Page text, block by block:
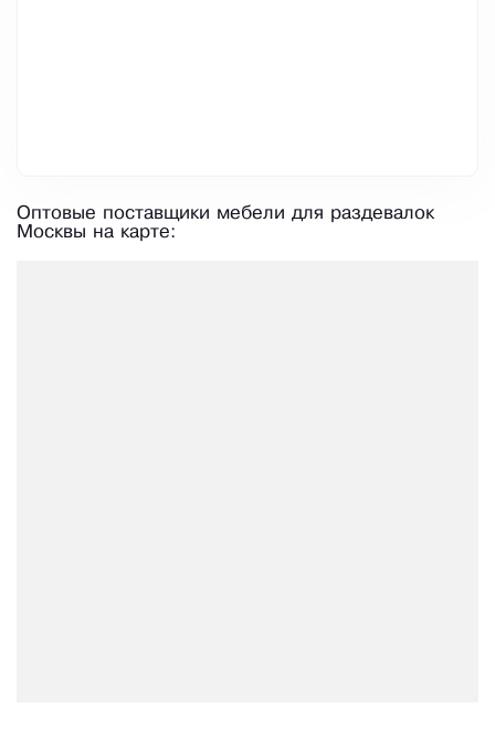
Оптовые поставщики мебели для раздевалок
Москвы на карте: